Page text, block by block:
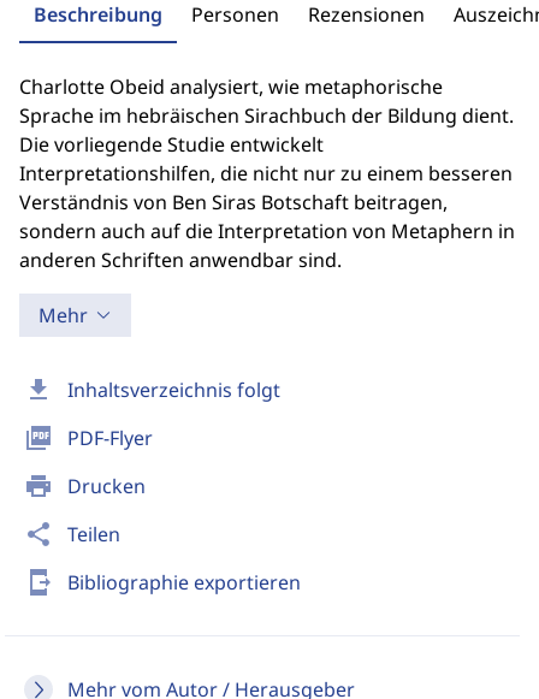
download Inhaltsverzeichnis folgt
picture_as_pdf PDF-Flyer
print Drucken
share Teilen
send_to_mobile Bibliographie exportieren
Mehr vom Autor / Herausgeber
Beschreibung Personen Rezensionen
Charlotte Obeid analysiert, wie metaphorische
Sprache im hebräischen Sirachbuch der Bildung dient.
Die vorliegende Studie entwickelt
Interpretationshilfen, die nicht nur zu einem besseren
Verständnis von Ben Siras Botschaft beitragen,
sondern auch auf die Interpretation von Metaphern in
anderen Schriften anwendbar sind.
Mehr